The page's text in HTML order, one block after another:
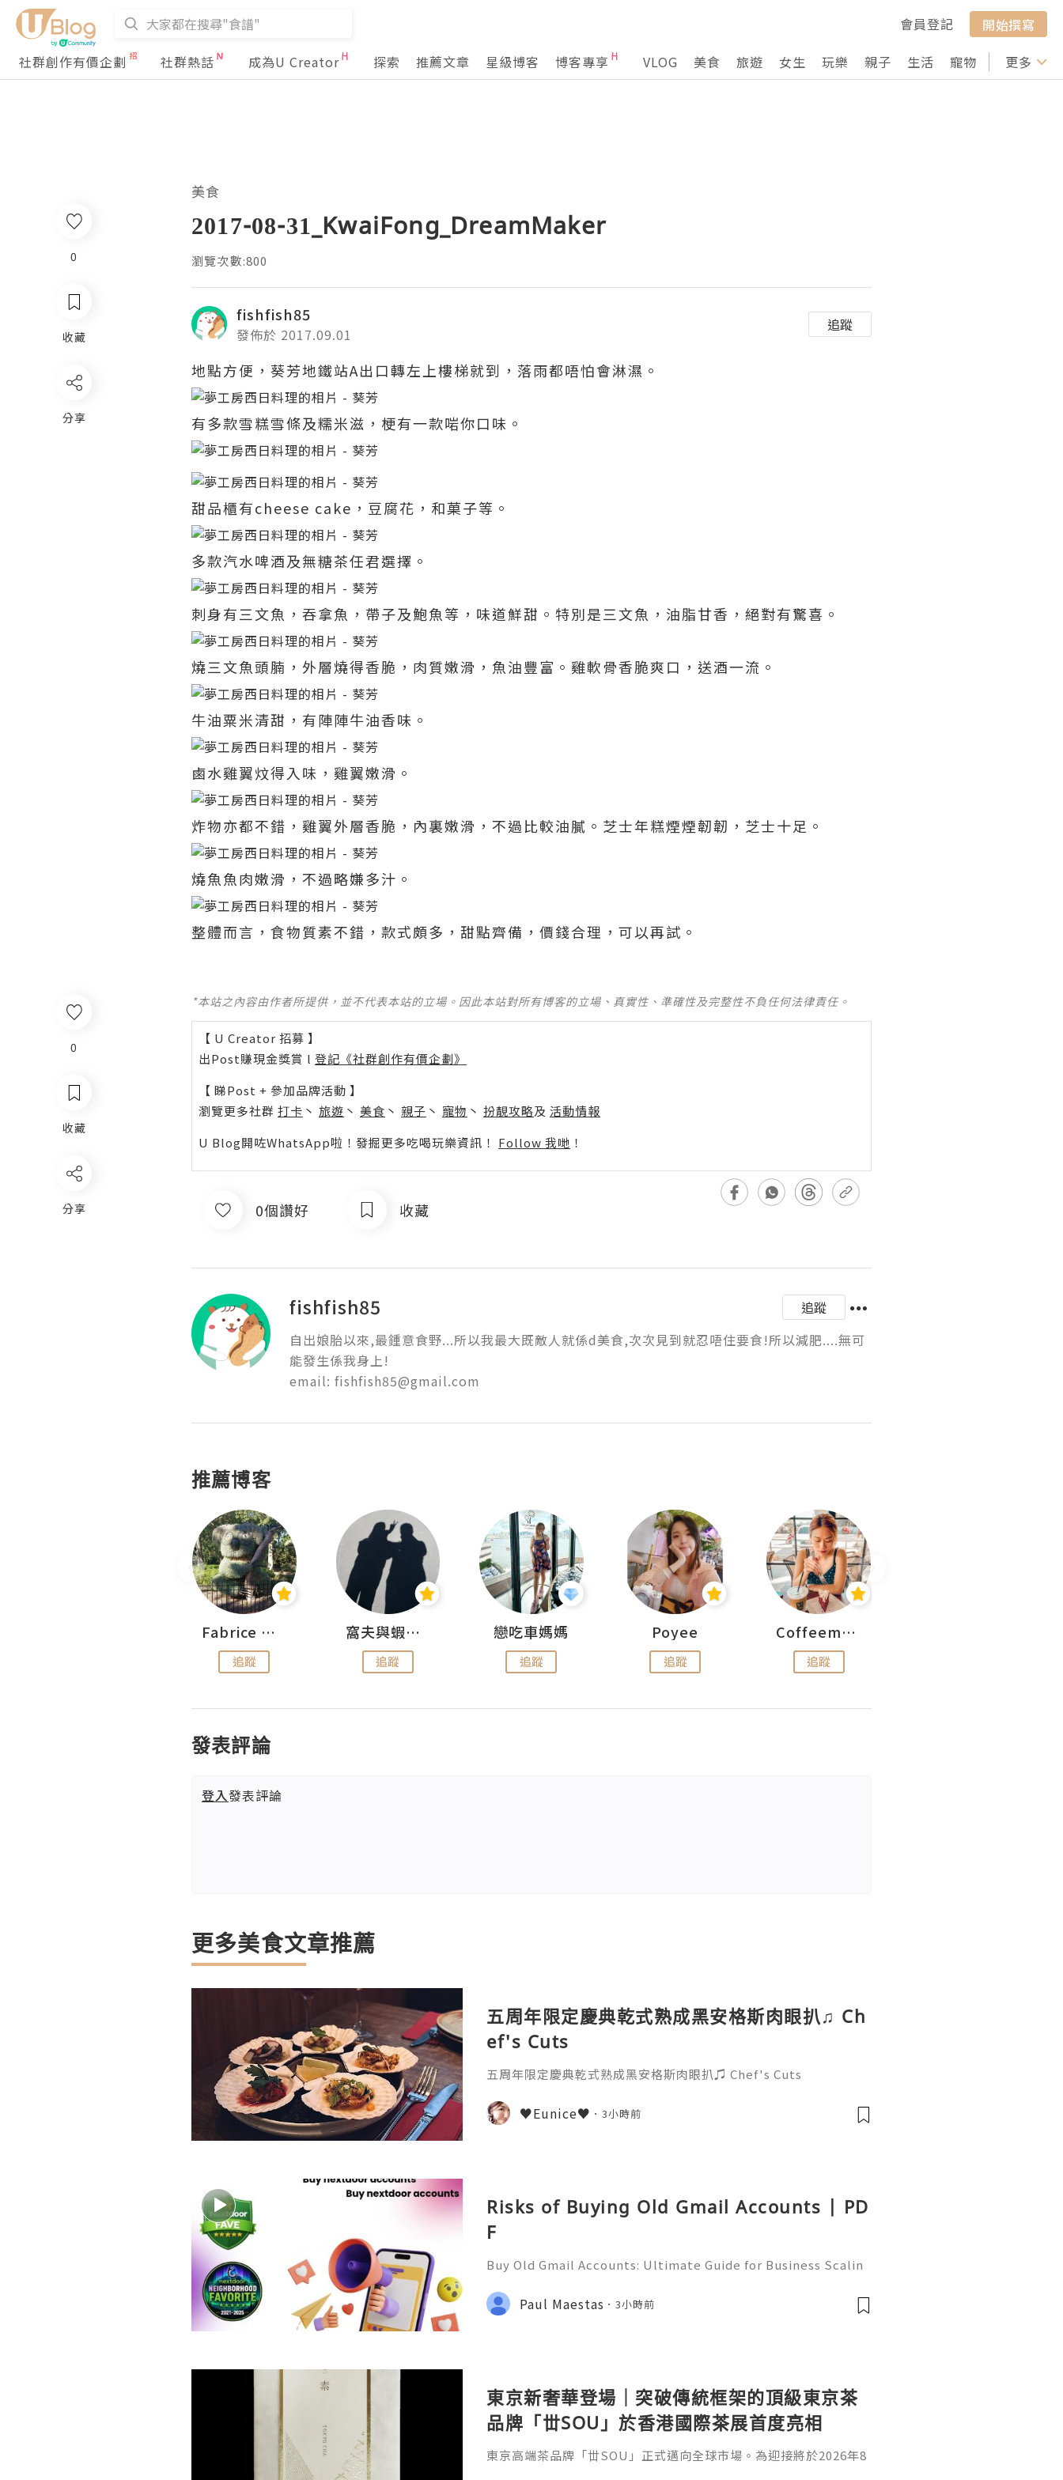
會員登記
開始撰寫
社群創作有價企劃
社群熱話 成為U Creator 探索 推薦文章 星級博客 博客專享 VLOG 美食 旅遊 女生 玩樂 親子 生活 寵物 行山 打卡
更多
0
收藏
分享
美食
2017-08-31_KwaiFong_DreamMaker
瀏覽次數:800
fishfish85
發佈於 2017.09.01
追蹤
地點方便，葵芳地鐵站A出口轉左上樓梯就到，落雨都唔怕會淋濕。
有多款雪糕雪條及糯米滋，梗有一款啱你口味。
甜品櫃有cheese cake，豆腐花，和菓子等。
多款汽水啤酒及無糖茶任君選擇。
刺身有三文魚，吞拿魚，帶子及鮑魚等，味道鮮甜。特別是三文魚，油脂甘香，絕對有驚喜。
燒三文魚頭腩，外層燒得香脆，肉質嫩滑，魚油豐富。雞軟骨香脆爽口，送酒一流。
牛油粟米清甜，有陣陣牛油香味。
鹵水雞翼炆得入味，雞翼嫩滑。
炸物亦都不錯，雞翼外層香脆，內裏嫩滑，不過比較油膩。芝士年糕煙煙韌韌，芝士十足。
燒魚魚肉嫩滑，不過略嫌多汁。
整體而言，食物質素不錯，款式頗多，甜點齊備，價錢合理，可以再試。
*本站之內容由作者所提供，並不代表本站的立場。因此本站對所有博客的立場、真實性、準確性及完整性不負任何法律責任。
【 U Creator 招募 】
出Post賺現金獎賞 l 登記《社群創作有價企劃》
【 睇Post + 參加品牌活動 】
瀏覽更多社群 打卡 丶 旅遊 丶 美食 丶 親子 丶 寵物 丶 扮靚攻略及 活動情報
U Blog開咗WhatsApp啦！發掘更多吃喝玩樂資訊！ Follow 我哋 ！
0個讚好 收藏
fishfish85
追蹤
自出娘胎以來,最鍾意食野...所以我最大既敵人就係d美食,次次見到就忍唔住要食!所以減肥....無可
能發生係我身上!
email: fishfish85@gmail.com
推薦博客
Fabrice 嚐味
追蹤
窩夫與蝦子餅
追蹤
戀吃車媽媽
追蹤
Poyee
追蹤
Coffeemeetjojo
追蹤
發表評論
登入發表評論
更多美食文章推薦
五周年限定慶典乾式熟成黑安格斯肉眼扒♫ Ch
ef's Cuts
五周年限定慶典乾式熟成黑安格斯肉眼扒♫ Chef's Cuts
♥Eunice♥ 3小時前
Risks of Buying Old Gmail Accounts | PD
F
Buy Old Gmail Accounts: Ultimate Guide for Business Scalin
hatsApp: +1(352)270-0568 ➤ Email: usagoodservicesit@gmai
l.co Meta Description: Looking
Paul Maestas 3小時前
東京新奢華登場｜突破傳統框架的頂級東京茶
品牌「丗SOU」於香港國際茶展首度亮相
東京高端茶品牌「丗SOU」正式邁向全球市場。為迎接將於2026年8
0
收藏
分享